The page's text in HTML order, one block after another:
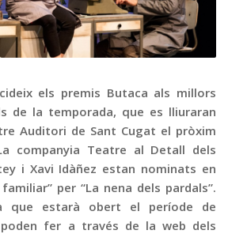
els premis Butaca als millors
de la temporada, que es lliuraran
Auditori de Sant Cugat el pròxim
companyia Teatre al Detall dels
i Xavi Idàñez estan nominats en
per “La nena dels pardals”.
que estarà obert el període de
fer a través de la web dels